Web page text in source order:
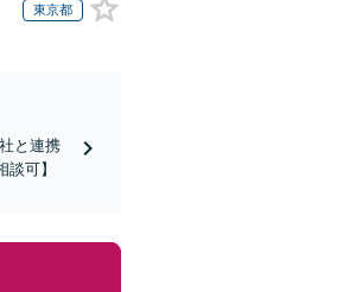
東京都
と連携
可】